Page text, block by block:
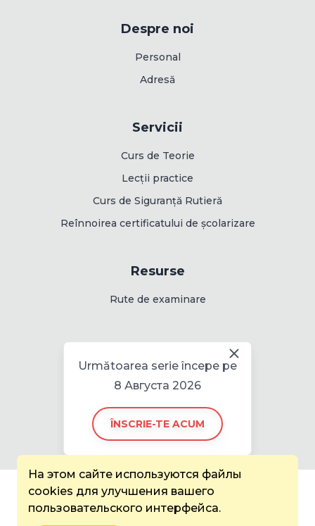
Despre noi
Personal
Adresă
Servicii
Curs de Teorie
Lecții practice
Curs de Siguranță Rutieră
Reînnoirea certificatului de școlarizare
Resurse
Rute de examinare
Informații
Politica pentru cookie
© 2026, Școala Auto Artur Cecan
Următoarea serie începe pe
8 Августа 2026
ÎNSCRIE-TE ACUM
На этом сайте используются файлы
cookies для улучшения вашего
пользовательского интерфейса.